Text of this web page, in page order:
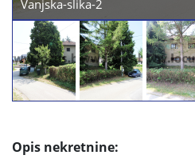
Vanjska-slika-2
Opis nekretnine: